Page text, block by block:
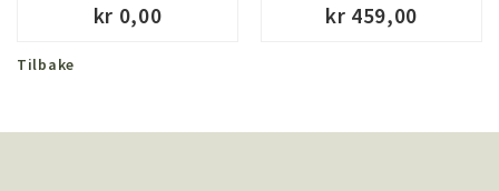
kr 0,00 kr 459,00
Tilbake